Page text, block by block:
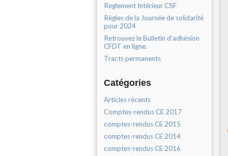
Reglement Intérieur CSF
Règles de la Journée de solidarité
pour 2024
Retrouvez le Bulletin d'adhésion
CFDT en ligne.
Tracts permanents
Catégories
Articles récents
Comptes-rendus CE 2017
comptes-rendus CE 2015
comptes-rendus CE 2014
comptes-rendus CE 2016